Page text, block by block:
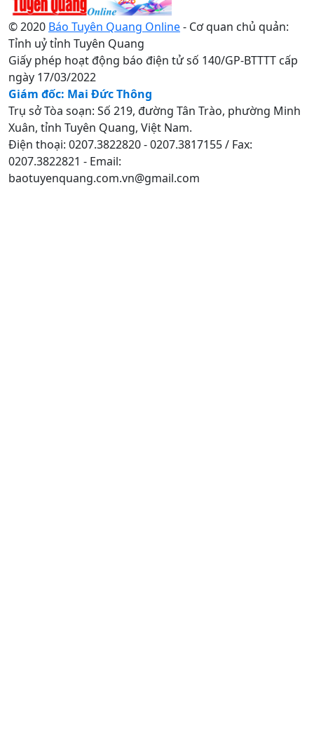
© 2020 Báo Tuyên Quang Online- Cơ quan chủ quản:
Tỉnh uỷ tỉnh Tuyên Quang
Giấy phép hoạt động báo điện tử số 140/GP-BTTTT cấp
ngày 17/03/2022
Giám đốc: Mai Đức Thông
Trụ sở Tòa soạn: Số 219, đường Tân Trào, phường Minh
Xuân, tỉnh Tuyên Quang, Việt Nam.
Điện thoại: 0207.3822820 - 0207.3817155 / Fax:
0207.3822821 - Email:
baotuyenquang.com.vn@gmail.com